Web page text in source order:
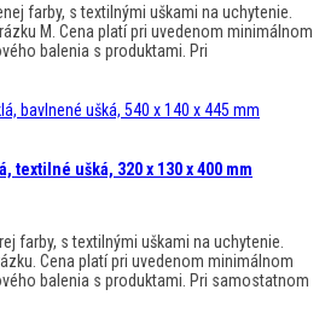
farby, s textilnými uškami na uchytenie.
M. Cena platí pri uvedenom minimálnom
balenia s produktami. Pri
textilné ušká, 320 x 130 x 400 mm
farby, s textilnými uškami na uchytenie.
Cena platí pri uvedenom minimálnom
balenia s produktami. Pri samostatnom